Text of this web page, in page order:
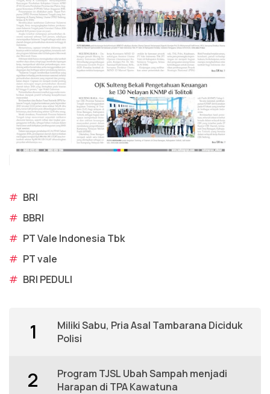
# BRI
# BBRI
# PT Vale Indonesia Tbk
# PT vale
# BRI PEDULI
1
Miliki Sabu, Pria Asal Tambarana Diciduk
Polisi
2
Program TJSL Ubah Sampah menjadi
Harapan di TPA Kawatuna